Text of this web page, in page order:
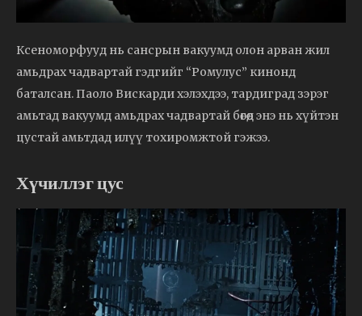
Ксеноморфууд нь сансрын вакуумд олон арван жил
амьдрах чадвартай гэдгийг “Ромулус” кинонд
баталсан. Паоло Вискарди хэлэхдээ, тардиград зэрэг
амьтад вакуумд амьдрах чадвартай бөгөөд энэ нь хүйтэн
цустай амьтдад илүү тохиромжтой гэжээ.
Хүчиллэг цус